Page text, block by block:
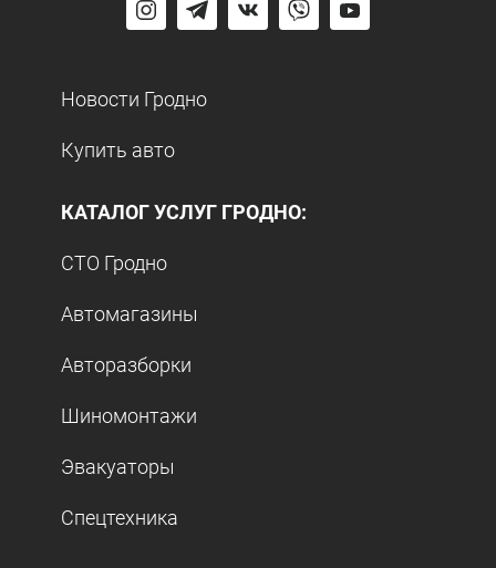
Новости Гродно
Купить авто
КАТАЛОГ УСЛУГ ГРОДНО:
СТО Гродно
Автомагазины
Авторазборки
Шиномонтажи
Эвакуаторы
Спецтехника